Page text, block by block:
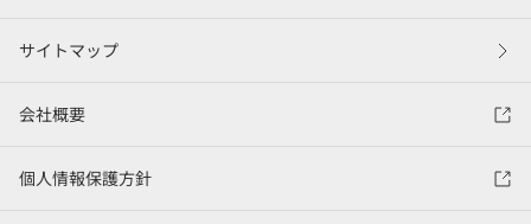
サイトマップ
会社概要
個人情報保護方針